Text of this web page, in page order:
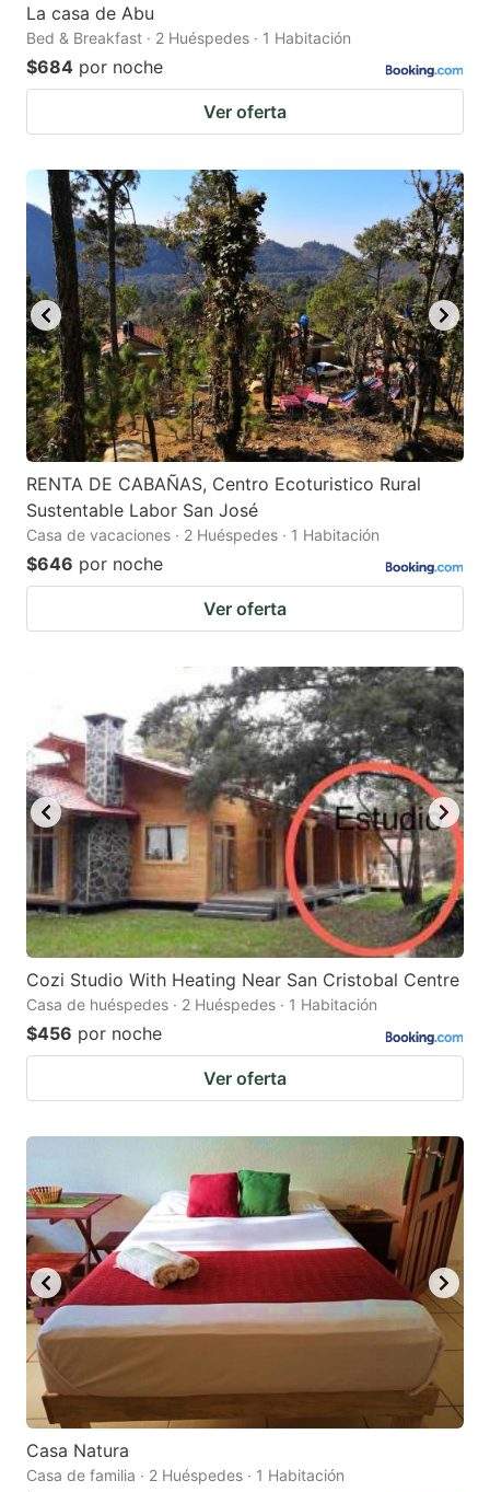
La casa de Abu
Bed & Breakfast · 2 Huéspedes · 1 Habitación
$684 por noche
Ver oferta
RENTA DE CABAÑAS, Centro Ecoturistico Rural
Sustentable Labor San José
Casa de vacaciones · 2 Huéspedes · 1 Habitación
$646 por noche
Ver oferta
Cozi Studio With Heating Near San Cristobal Centre
Casa de huéspedes · 2 Huéspedes · 1 Habitación
$456 por noche
Ver oferta
Casa Natura
Casa de familia · 2 Huéspedes · 1 Habitación